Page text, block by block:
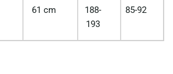
61 cm
188-
193
85-92